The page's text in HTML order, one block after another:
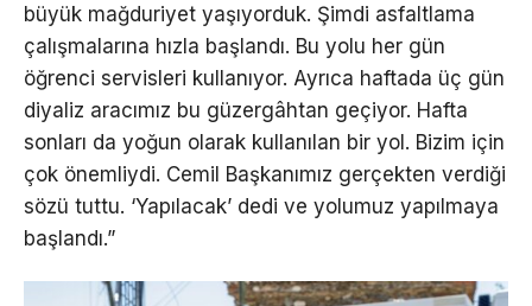
büyük mağduriyet yaşıyorduk. Şimdi asfaltlama
çalışmalarına hızla başlandı. Bu yolu her gün
öğrenci servisleri kullanıyor. Ayrıca haftada üç gün
diyaliz aracımız bu güzergâhtan geçiyor. Hafta
sonları da yoğun olarak kullanılan bir yol. Bizim için
çok önemliydi. Cemil Başkanımız gerçekten verdiği
sözü tuttu. ‘Yapılacak’ dedi ve yolumuz yapılmaya
başlandı.”